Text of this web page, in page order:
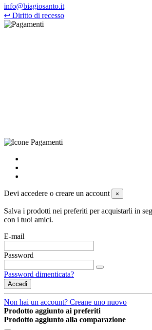
info@biagiosanto.it
↩ Diritto di recesso
Devi accedere o creare un account ×
Salva i prodotti nei preferiti per acquistarli in
con i tuoi amici.
E-mail
Password
Password dimenticata?
Accedi
Non hai un account? Creane uno nuovo
Prodotto aggiunto ai preferiti
Prodotto aggiunto alla comparazione